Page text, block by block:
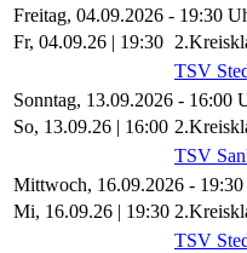
Freitag, 04.09.2026 - 19:30
Fr, 04.09.26 | 19:30
TSV
Sonntag, 13.09.2026 - 16:00
So, 13.09.26 | 16:00
TSV
Mittwoch, 16.09.2026 -
Mi, 16.09.26 | 19:30
TSV